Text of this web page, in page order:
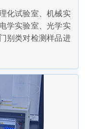
化试验室、机械实
学实验室、光学实
别类对检测样品进